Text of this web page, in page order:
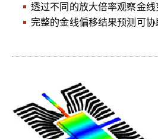
透过不同的放大倍率观察金
完整的金线偏移结果预测可